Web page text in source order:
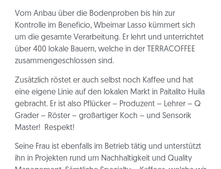
Vom Anbau über die Bodenproben bis hin zur
Kontrolle im Beneficio, Wbeimar Lasso kümmert sich
um die gesamte Verarbeitung. Er lehrt und unterrichtet
über 400 lokale Bauern, welche in der TERRACOFFEE
zusammengeschlossen sind.
Zusätzlich röstet er auch selbst noch Kaffee und hat
eine eigene Linie auf den lokalen Markt in Paitalito Huila
gebracht. Er ist also Pflücker – Produzent – Lehrer – Q
Grader – Röster – großartiger Koch – und Sensorik
Master! Respekt!
Seine Frau ist ebenfalls im Betrieb tätig und unterstützt
ihn in Projekten rund um Nachhaltigkeit und Quality